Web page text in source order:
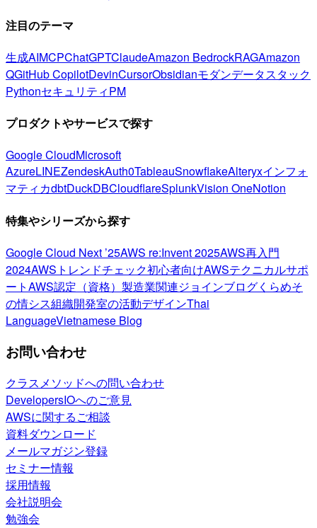
注目のテーマ
生成AIMCPChatGPTClaudeAmazon BedrockRAGAmazon
QGitHub CopilotDevinCursorObsidianモダンデータスタック
PythonセキュリティPM
プロダクトやサービスで探す
Google CloudMicrosoft
AzureLINEZendeskAuth0TableauSnowflakeAlteryxインフォ
マティカdbtDuckDBCloudflareSplunkVision OneNotion
特集やシリーズから探す
Google Cloud Next ’25AWS re:Invent 2025AWS再入門
2024AWSトレンドチェック初心者向けAWSテクニカルサポ
ートAWS認定（資格） 製造業関連ジョインブログくらめそ
の情シス組織開発室の活動デザインThai
LanguageVietnamese Blog
お問い合わせ
クラスメソッドへの問い合わせ
DevelopersIOへのご意見
AWSに関するご相談
資料ダウンロード
メールマガジン登録
セミナー情報
採用情報
会社説明会
勉強会